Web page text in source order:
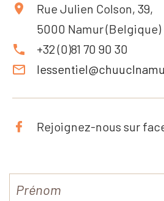
Rue Julien Colson, 39,
5000 Namur (Belgique)
+32 (0)81 70 90 30
Rejoignez-nous sur